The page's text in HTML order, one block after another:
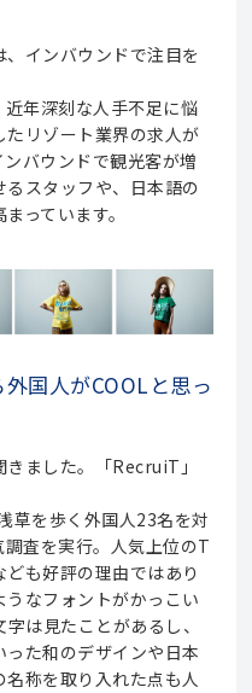
インバウンドで注目を
年深刻な人手不足に悩
たリゾート業界の求人が
バウンドで観光客が増
スタッフや、日本語の
っています。
国人がCOOLと思っ
ました。「RecruiT」
草を歩く外国人23名を対
査を実行。人気上位のT
も好評の理由ではあり
なフォントがかっこい
は見たことがあるし、
た和のデザインや日本
称を取り入れた点も人